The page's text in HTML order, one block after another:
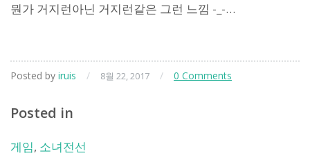
뭔가 거지런아닌 거지런같은 그런 느낌 -_-…
Posted by iruis / 8월 22, 2017 / 0 Comments
Posted in
게임, 소녀전선